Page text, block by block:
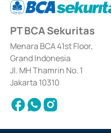
PT BCA Sekuritas
Menara BCA 41st Floor,
Grand Indonesia
Jl. MH Thamrin No. 1
Jakarta 10310